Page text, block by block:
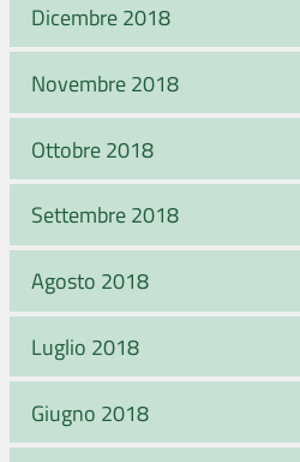
Dicembre 2018
Novembre 2018
Ottobre 2018
Settembre 2018
Agosto 2018
Luglio 2018
Giugno 2018